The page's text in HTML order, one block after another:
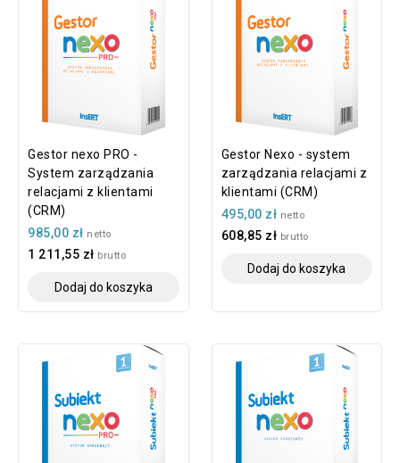
Gestor nexo PRO -
System zarządzania
relacjami z klientami
(CRM)
985,00 zł netto
1 211,55 zł brutto
Dodaj do koszyka
Gestor Nexo - system
zarządzania relacjami z
klientami (CRM)
495,00 zł netto
608,85 zł brutto
Dodaj do koszyka